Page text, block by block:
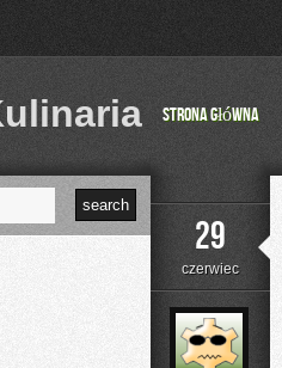
Strona główna
29
czerwiec